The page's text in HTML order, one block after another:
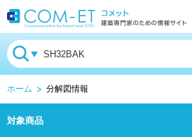
ホーム 分解図情報
対象商品